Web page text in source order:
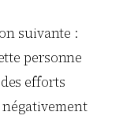
suivante :
personne
efforts